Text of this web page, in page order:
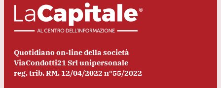
Quotidiano on-line della società
ViaCondotti21 Srl unipersonale
reg. trib. RM. 12/04/2022 n°55/2022